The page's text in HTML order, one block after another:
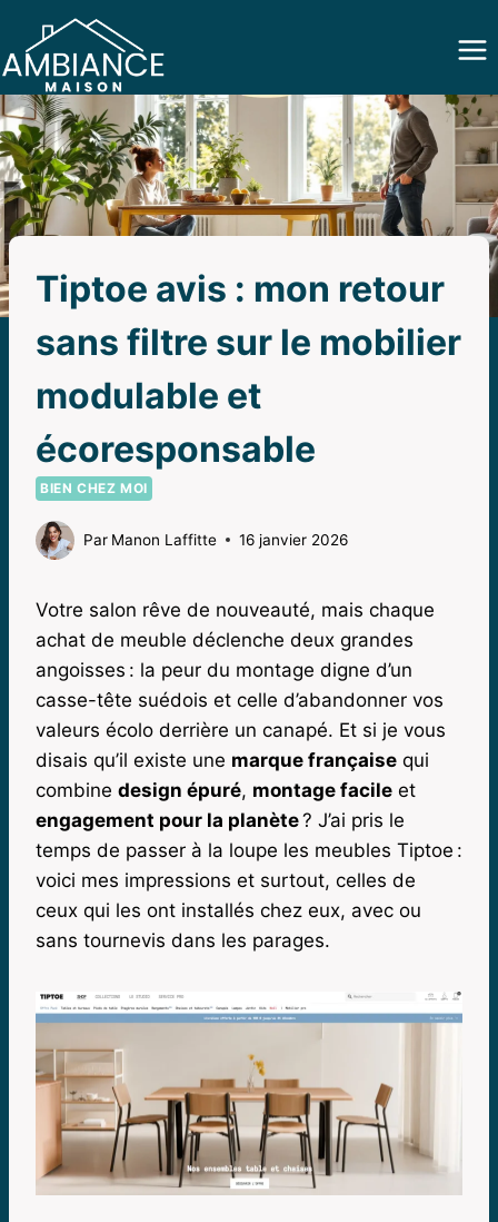
contenu
Tiptoe avis : mon retour
sans filtre sur le mobilier
modulable et
écoresponsable
BIEN CHEZ MOI
Par Manon Laffitte 16 janvier 2026
Votre salon rêve de nouveauté, mais chaque
achat de meuble déclenche deux grandes
angoisses : la peur du montage digne d’un
casse-tête suédois et celle d’abandonner vos
valeurs écolo derrière un canapé. Et si je vous
disais qu’il existe une marque française qui
combine design épuré, montage facile et
engagement pour la planète? J’ai pris le
temps de passer à la loupe les meubles Tiptoe :
voici mes impressions et surtout, celles de
ceux qui les ont installés chez eux, avec ou
sans tournevis dans les parages.